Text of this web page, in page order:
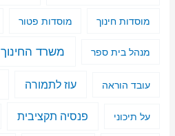
מוסדות חינוך מוסדות פטור
מנהל בית ספר משרד החינוך
עובד הוראה עוז לתמורה
על תיכוני פנסיה תקציבית